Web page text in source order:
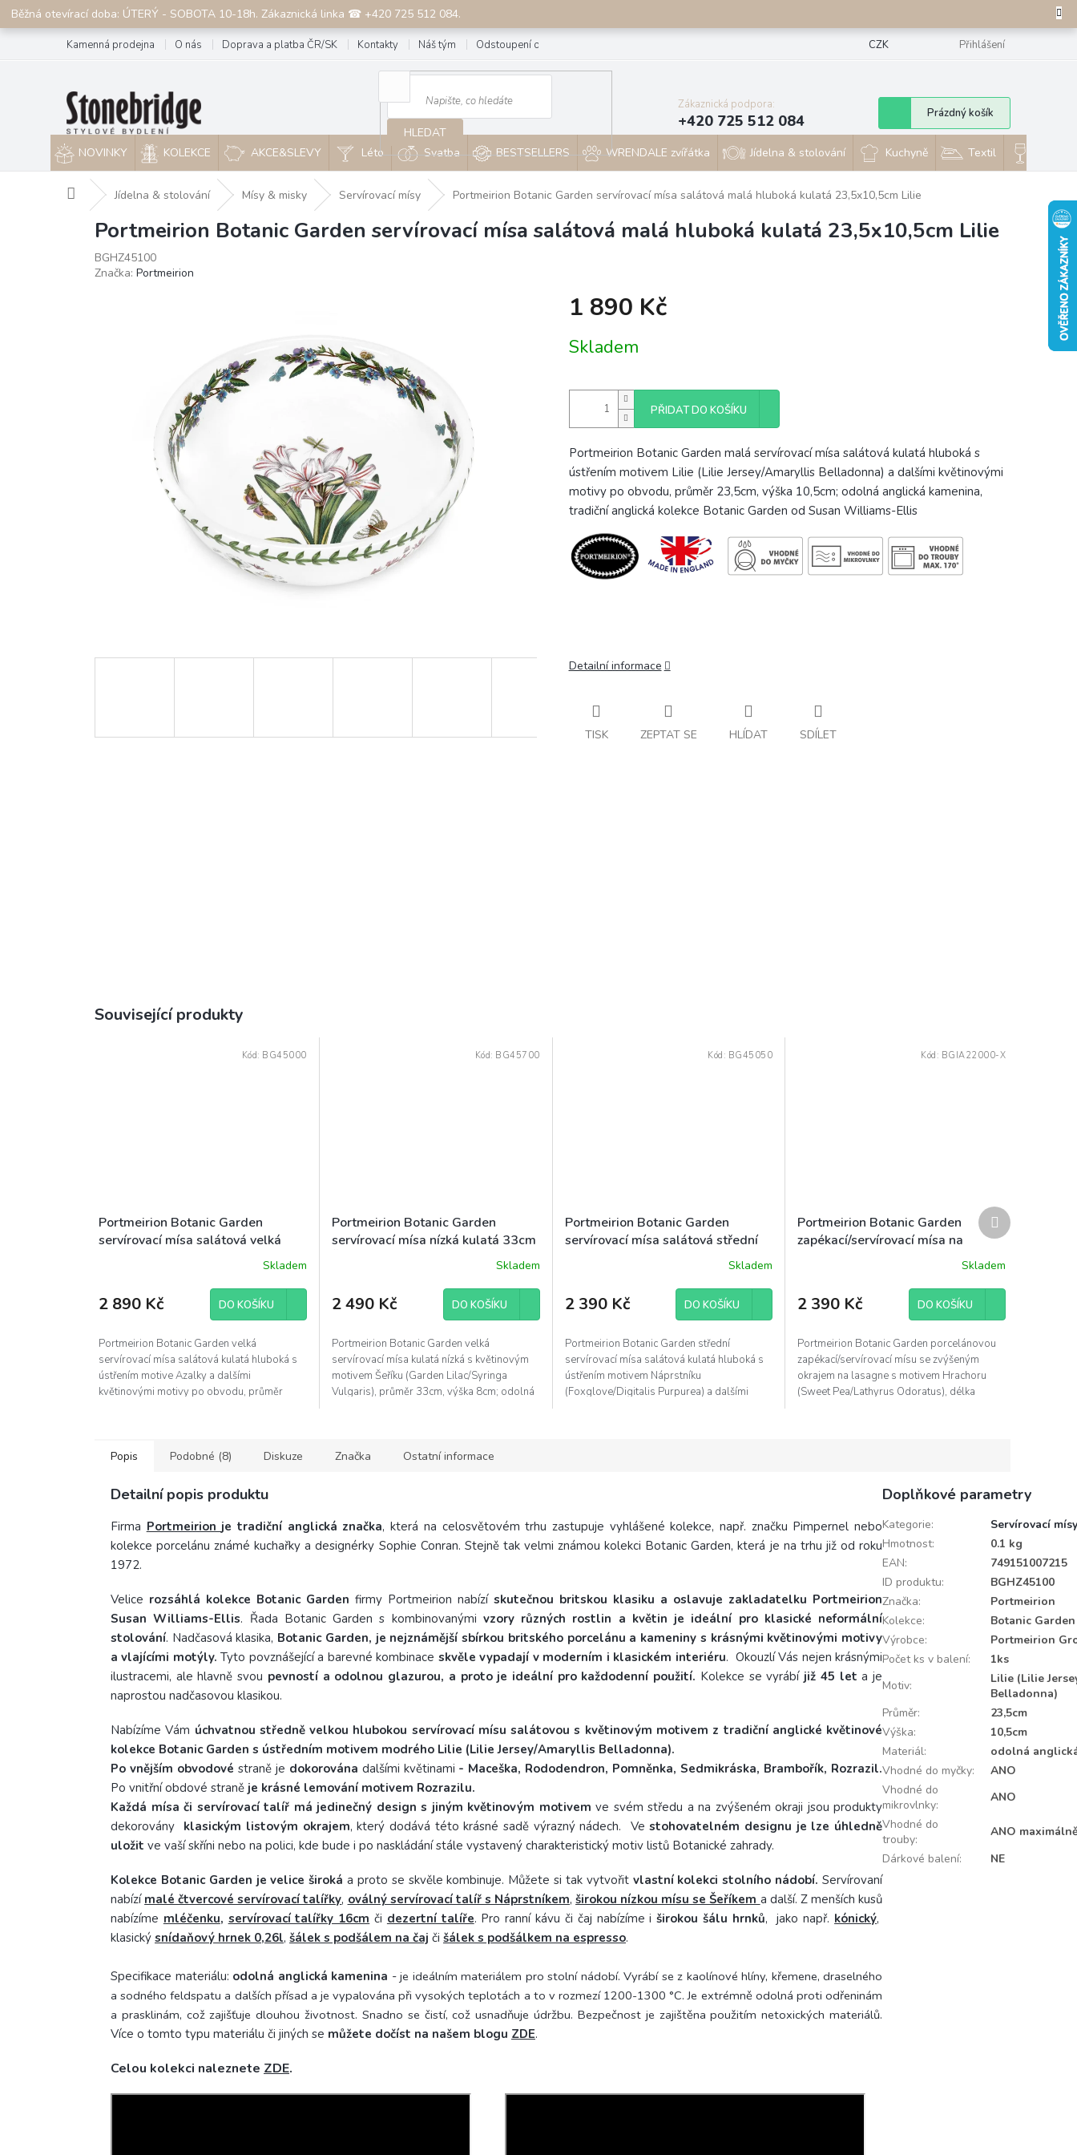
PřejítBěžná otevírací doba: ÚTERÝ - SOBOTA 10-18h. Zákaznická linka ☎ +420 725 512 084.
Kamenná prodejna O nás Doprava a platba ČR/SK Kontakty Náš tým Odstoupení od smlouvy CZK Přihlášení
HLEDAT
Zákaznická podpora:
+420 725 512 084
Nákupní
košík
Prázdný košík
NOVINKY KOLEKCE AKCE&SLEVY Léto Svatba BESTSELLERS WRENDALE zvířátka Jídelna & stolování Kuchyně Textil
Domů Jídelna & stolování Mísy & misky Servírovací mísy Portmeirion Botanic Garden servírovací mísa salátová malá hluboká kulatá 23,5x10,5cm Lilie
Portmeirion Botanic Garden servírovací mísa salátová malá hluboká kulatá 23,5x10,5cm Lilie
BGHZ45100
Značka: Portmeirion
1 890 Kč
cena:
Skladem
PŘIDAT DO KOŠÍKU
Portmeirion Botanic Garden malá servírovací mísa salátová kulatá hluboká s
ústřením motivem Lilie (Lilie Jersey/Amaryllis Belladonna) a dalšími květinovými
motivy po obvodu, průměr 23,5cm, výška 10,5cm; odolná anglická kamenina,
tradiční anglická kolekce Botanic Garden od Susan Williams-Ellis
Detailní informace
TISK ZEPTAT SE HLÍDAT SDÍLET
Související produkty
Portmeirion Botanic Garden
servírovací mísa salátová velká
hluboká kulatá 28x13cm AzalkaSkladem
2 890 Kč DO KOŠÍKU
Portmeirion Botanic Garden velká
servírovací mísa salátová kulatá hluboká s
ústřením motive Azalky a dalšími
květinovými motivy po obvodu, průměr
Kód: BG45000
Portmeirion Botanic Garden
servírovací mísa nízká kulatá 33cm
Skladem
2 490 Kč DO KOŠÍKU
Portmeirion Botanic Garden velká
servírovací mísa kulatá nízká s květinovým
motivem Šeříku (Garden Lilac/Syringa
Vulgaris), průměr 33cm, výška 8cm; odolná
Kód: BG45700
Portmeirion Botanic Garden
servírovací mísa salátová střední
hluboká kulatá 26x12cm Náprstník
Skladem
2 390 Kč DO KOŠÍKU
Portmeirion Botanic Garden střední
servírovací mísa salátová kulatá hluboká s
ústřením motivem Náprstníku
(Foxglove/Digitalis Purpurea) a dalšími
Kód: BG45050
Portmeirion Botanic Garden
zapékací/servírovací mísa na
lasagne 36,5x26,5cm HrachorSkladem
2 390 Kč DO KOŠÍKU
Portmeirion Botanic Garden porcelánovou
zapékací/servírovací mísu se zvýšeným
okrajem na lasagne s motivem Hrachoru
(Sweet Pea/Lathyrus Odoratus), délka
Kód: BGIA22000-X
Další
produkt
Popis Podobné (8) Diskuze Značka Ostatní informace
Detailní popis produktu
Firma Portmeirion je tradiční anglická značka, která na celosvětovém trhu zastupuje vyhlášené kolekce, např. značku Pimpernel nebo
kolekce porcelánu známé kuchařky a designérky Sophie Conran. Stejně tak velmi známou kolekci Botanic Garden, která je na trhu již od roku
1972.
Velice rozsáhlá kolekce Botanic Garden firmy Portmeirion nabízí skutečnou britskou klasiku a oslavuje zakladatelku Portmeirion
Susan Williams-Ellis. Řada Botanic Garden s kombinovanými vzory různých rostlin a květin je ideální pro klasické neformální
stolování. Nadčasová klasika, Botanic Garden, je nejznámější sbírkou britského porcelánu a kameniny s krásnými květinovými motivy
a vlajícími motýly. Tyto povznášející a barevné kombinace skvěle vypadají v moderním i klasickém interiéru. Okouzlí Vás nejen krásnými
ilustracemi, ale hlavně svou pevností a odolnou glazurou, a proto je ideální pro každodenní použití. Kolekce se vyrábí již 45 let a je
naprostou nadčasovou klasikou.
Nabízíme Vám úchvatnou středně velkou hlubokou servírovací mísu salátovou s květinovým motivem z tradiční anglické květinové
kolekce Botanic Garden s ústředním motivem modrého Lilie (Lilie Jersey/Amaryllis Belladonna).
Po vnějším obvodové straně je dokorována dalšími květinami - Maceška, Rododendron, Pomněnka, Sedmikráska, Brambořík, Rozrazil.
Po vnitřní obdové straně je krásné lemování motivem Rozrazilu.
Každá mísa či servírovací talíř má jedinečný design s jiným květinovým motivem ve svém středu a na zvýšeném okraji jsou produkty
dekorovány klasickým listovým okrajem, který dodává této krásné sadě výrazný nádech. Vestohovatelném designu je lze úhledně
uložit ve vaší skříni nebo na polici, kde bude i po naskládání stále vystavený charakteristický motiv listů Botanické zahrady.
Kolekce Botanic Garden je velice široká a proto se skvěle kombinuje. Můžete si tak vytvořitvlastní kolekci stolního nádobí. Servírovaní
nabízí malé čtvercové servírovací talířky, oválný servírovací talíř s Náprstníkem,širokou nízkou mísu se Šeříkem a další. Z menších kusů
nabízíme mléčenku, servírovací talířky 16cm či dezertní talíře. Pro ranní kávu či čaj nabízíme i širokou šálu hrnků, jako např. kónický,
klasický snídaňový hrnek 0,26l, šálek s podšálem na čaj či šálek s podšálkem na espresso.
Specifikace materiálu: odolná anglická kamenina - je ideálním materiálem pro stolní nádobí. Vyrábí se z kaolínové hlíny, křemene, draselného
a sodného feldspatu a dalších přísad a je vypalována při vysokých teplotách a to v rozmezí 1200-1300 °C.Je extrémně odolná proti odřeninám
a prasklinám, což zajišťuje dlouhou životnost. Snadno se čistí, což usnadňuje údržbu. Bezpečnost je zajištěna použitím netoxických materiálů.
Více o tomto typu materiálu či jiných se můžete dočíst na našem blogu ZDE.
Celou kolekci naleznete ZDE.
Doplňkové parametry
Kategorie:
Servírovací mísy
Hmotnost:
0.1 kg
EAN:
749151007215
ID produktu:
BGHZ45100
Značka:
Portmeirion
Kolekce:
Botanic Garden
Výrobce:
Portmeirion
Počet ks v balení:
1ks
Motiv:
Lilie (Lilie
Belladonna)
Průměr:
23,5cm
Výška:
10,5cm
Materiál:
odolná
Vhodné do myčky:
ANO
Vhodné do
mikrovlnky:
ANO
Vhodné do
trouby:
ANO
Dárkové balení: NE